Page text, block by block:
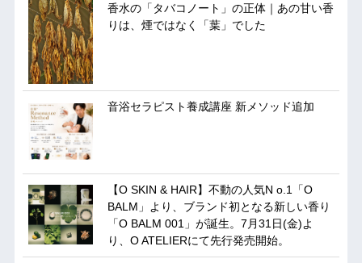
香水の「タバコノート」の正体｜あの甘い香
りは、煙ではなく「葉」でした
音浴セラピスト養成講座 新メソッド追加
【O SKIN & HAIR】不動の人気N o.1「O
BALM」より、ブランド初となる新しい香り
「O BALM 001」が誕生。7月31日(金)よ
り、O ATELIERにて先行発売開始。